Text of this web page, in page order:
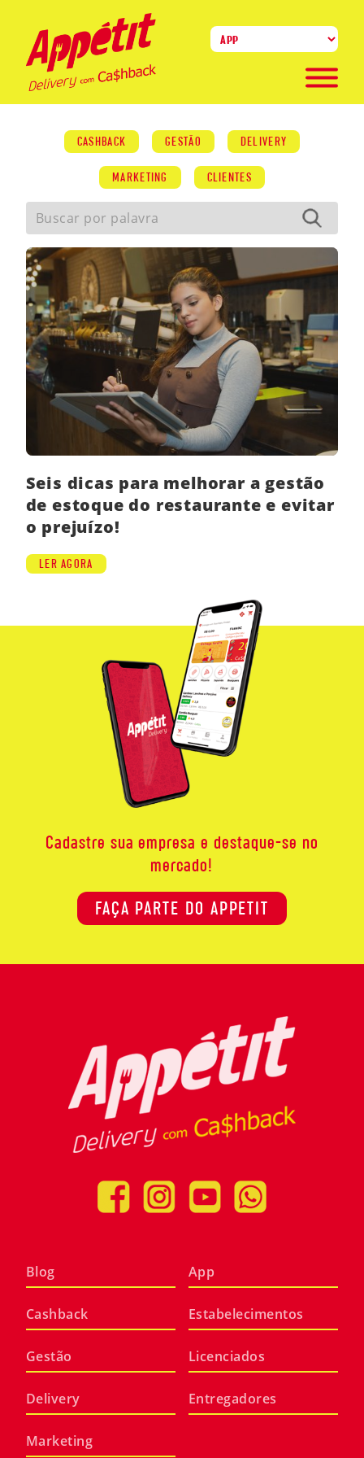
INÍCIO SOBRE NÓS
VANTAGENS CASHBACK
CADASTRO
CASHBACK GESTÃO DELIVERY
MARKETING CLIENTES
Buscar por palavra
Seis dicas para melhorar a gestão
de estoque do restaurante e evitar
o prejuízo!
LER AGORA
Cadastre sua empresa e destaque-se no
mercado!
FAÇA PARTE DO APPETIT
Blog App
Cashback Estabelecimentos
Gestão Licenciados
Delivery Entregadores
Marketing